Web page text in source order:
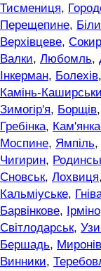
Тисмениця,
Перещепине,
Верхівцеве,
Валки, Любомль,
Інкерман, Болехів,
Камінь-
Зимогір'я, Борщів,
Гребінка,
Моспине, Ямпіль,
Чигирин,
Сновськ, Лохвиця,
Кальміуське,
Барвінкове, Ірміно
Світлодарськ,
Бершадь,
Винники,